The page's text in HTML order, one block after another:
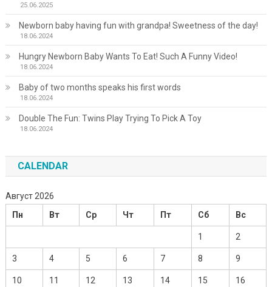
25.06.2025
Newborn baby having fun with grandpa! Sweetness of the day!
18.06.2024
Hungry Newborn Baby Wants To Eat! Such A Funny Video!
18.06.2024
Baby of two months speaks his first words
18.06.2024
Double The Fun: Twins Play Trying To Pick A Toy
18.06.2024
CALENDAR
Август 2026
Пн
Вт Ср Чт Пт Сб Вс
1 2
3 4 5 6 7 8 9
10 11 12 13 14 15 16